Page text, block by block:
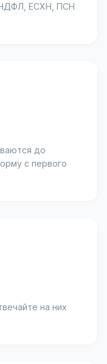
ЕСХН, ПСН
до
с первого
на них